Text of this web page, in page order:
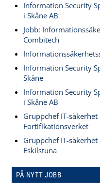
Information Security
i Skåne AB
Jobb:
Combitech
Information Security
Skåne
Information Security
i Skåne AB
Gruppchef IT-säkerhet
Fortifikationsverket
Gruppchef IT-
Eskilstuna
PÅ NYTT JOBB